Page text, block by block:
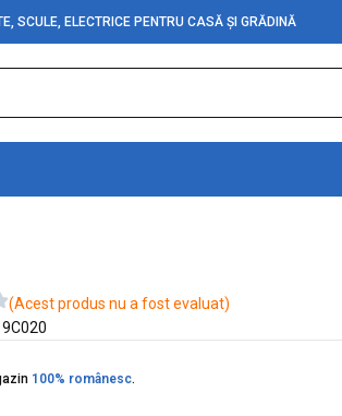
SCULE, ELECTRICE PENTRU CASĂ ȘI GRĂDINĂ
(Acest produs nu a fost evaluat)
100% românesc.